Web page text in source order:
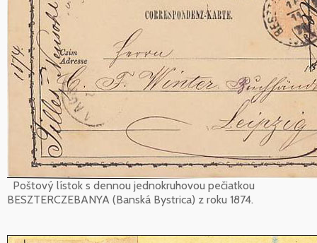
Poštový lístok s dennou jednokruhovou pečiatkou
BESZTERCZEBANYA (Banská Bystrica) z roku 1874.